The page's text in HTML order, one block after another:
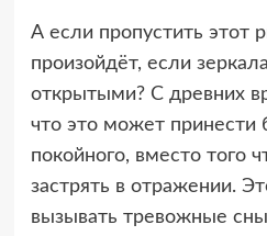
А если пропустить этот
произойдёт, если
открытыми? С древних
что это может принести
покойного, вместо того
застрять в отражении.
вызывать тревожные